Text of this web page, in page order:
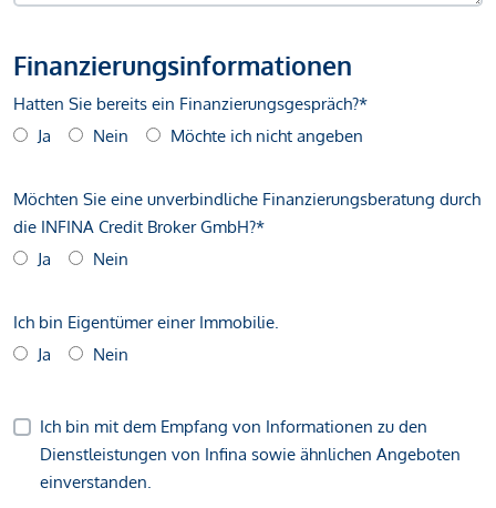
Finanzierungsinformationen
Hatten Sie bereits ein Finanzierungsgespräch?*
Ja
Nein Möchte ich nicht angeben
Möchten Sie eine unverbindliche Finanzierungsberatung durch
die INFINA Credit Broker GmbH?*
Ja
Nein
Ich bin Eigentümer einer Immobilie.
Ja
Nein
Ich bin mit dem Empfang von Informationen zu den
Dienstleistungen von Infina sowie ähnlichen Angeboten
einverstanden.